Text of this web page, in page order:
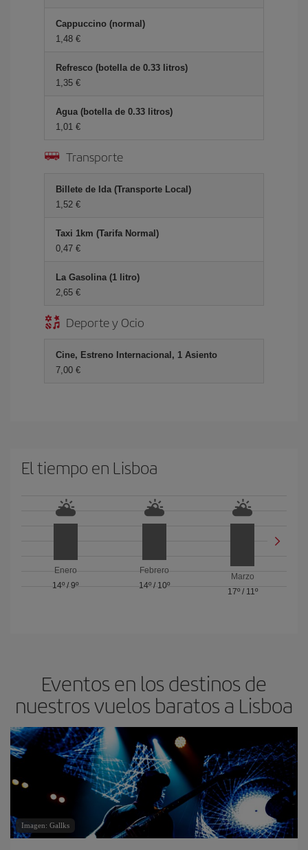
Cappuccino (normal)
1,48
Refresco (botella de 0.33 litros)
1,35
Agua (botella de 0.33 litros)
1,01
Transporte
Billete de Ida (Transporte Local)
1,52
Taxi 1km (Tarifa Normal)
0,47
La Gasolina (1 litro)
2,65
Deporte y Ocio
Cine, Estreno Internacional, 1 Asiento
7,00
El tiempo en Lisboa
Enero
14º /9º
Febrero
14º/ 10º
Marzo
17º/ 11º
Eventos en los destinos de
nuestros vuelos baratos a Lisboa
Imagen: Gallks